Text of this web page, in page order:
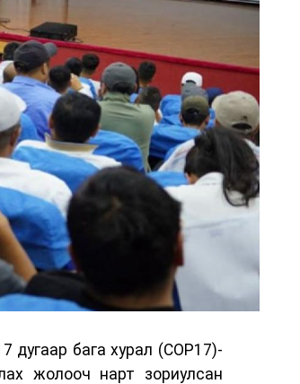
бага хурал (COP17)-
жолооч нарт зориулсан